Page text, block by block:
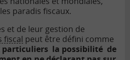
paradis fiscaux.
et de leur gestion de
fiscal peut être défini comme
particuliers la possibilité de